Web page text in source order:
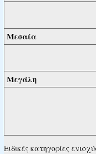
Μεσαία
Μεγάλη
Ειδικές κατηγορίες